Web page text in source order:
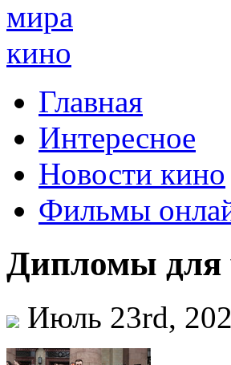
Главная
Интересное
Новости кино
Фильмы
Дипломы для
Июль 23rd,